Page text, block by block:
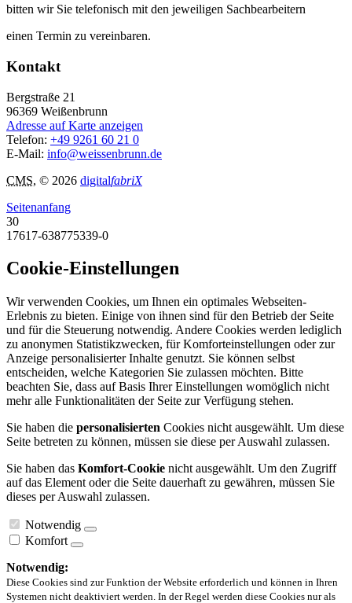
bitten wir Sie telefonisch mit den jeweiligen Sachbearbeitern
einen Termin zu vereinbaren.
Kontakt
Bergstraße 21
96369 Weißenbrunn
Adresse auf Karte anzeigen
Telefon: +49 9261 60 21 0
E-Mail: info@weissenbrunn.de
CMS, © 2026 digitalfabriX
Seitenanfang
30
17617-638775339-0
Cookie-Einstellungen
Wir verwenden Cookies, um Ihnen ein optimales Webseiten-
Erlebnis zu bieten. Einige von ihnen sind für den Betrieb der Seite
und für die Steuerung notwendig. Andere Cookies werden lediglich
zu anonymen Statistikzwecken, für Komforteinstellungen oder zur
Anzeige personalisierter Inhalte genutzt. Sie können selbst
entscheiden, welche Kategorien Sie zulassen möchten. Bitte
beachten Sie, dass auf Basis Ihrer Einstellungen womöglich nicht
mehr alle Funktionalitäten der Seite zur Verfügung stehen.
Sie haben die personalisierten Cookies nicht ausgewählt. Um diese
Seite betreten zu können, müssen sie diese per Auswahl zulassen.
Sie haben das Komfort-Cookie nicht ausgewählt. Um den Zugriff
auf das Element oder die Seite dauerhaft zu gewähren, müssen Sie
dieses per Auswahl zulassen.
Notwendig
Komfort
Notwendig:
Diese Cookies sind zur Funktion der Website erforderlich und können in Ihren
Systemen nicht deaktiviert werden. In der Regel werden diese Cookies nur als